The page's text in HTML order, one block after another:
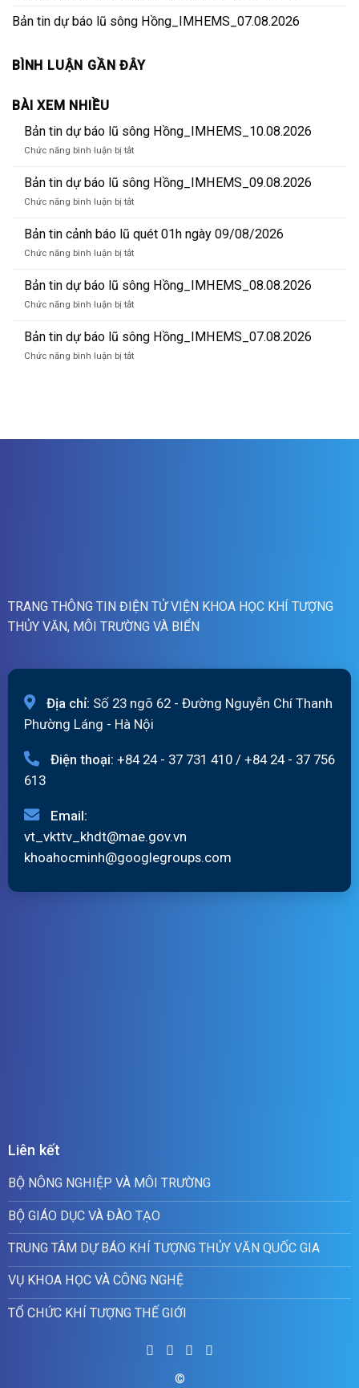
Bản tin dự báo lũ sông Hồng_IMHEMS_07.08.2026
BÌNH LUẬN GẦN ĐÂY
BÀI XEM NHIỀU
Bản tin dự báo lũ sông Hồng_IMHEMS_10.08.2026
Chức năng bình luận bị tắtở
tin
báo
sông
Hồng_IMHEMS_10.08.2026
Bản tin dự báo lũ sông Hồng_IMHEMS_09.08.2026
Chức năng bình luận bị tắtở
tin
dự
báo
sông
Hồng_IMHEMS_09.08.2026
Bản tin cảnh báo lũ quét 01h ngày 09/08/2026
Chức năng bình luận bị tắtở
tin
cảnh
báo
quét
01h
Bản tin dự báo lũ sông Hồng_IMHEMS_08.08.2026
Chức năng bình luận bị tắtở
tin
báo
Bản tin dự báo lũ sông Hồng_IMHEMS_07.08.2026
Chức năng bình luận bị tắtở
sông
TRANG THÔNG TIN ĐIỆN TỬ VIỆN KHOA HỌC KHÍ TƯỢNG
THỦY VĂN, MÔI TRƯỜNG VÀ BIỂN
Địa chỉ: Số 23 ngõ 62 - Đường Nguyễn Chí Thanh
Phường Láng - Hà Nội
Điện thoại: +84 24 - 37 731 410 / +84 24 - 37 756
613
Email:
vt_vkttv_khdt@mae.gov.vn
khoahocminh@googlegroups.com
Liên kết
BỘ NÔNG NGHIỆP VÀ MÔI TRƯỜNG
BỘ GIÁO DỤC VÀ ĐÀO TẠO
TRUNG TÂM DỰ BÁO KHÍ TƯỢNG THỦY VĂN QUỐC GIA
VỤ KHOA HỌC VÀ CÔNG NGHỆ
TỔ CHỨC KHÍ TƯỢNG THẾ GIỚI
©